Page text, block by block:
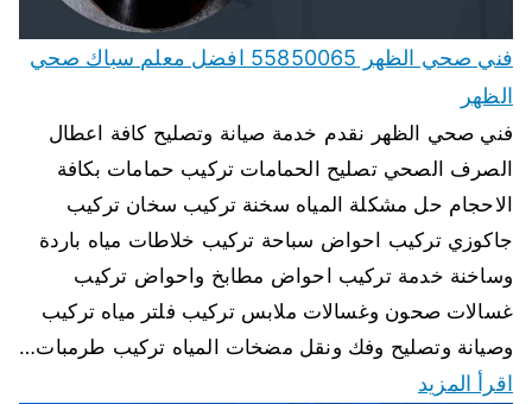
فني صحي الظهر 55850065 افضل معلم سباك صحي
الظهر
فني صحي الظهر نقدم خدمة صيانة وتصليح كافة اعطال
الصرف الصحي تصليح الحمامات تركيب حمامات بكافة
الاحجام حل مشكلة المياه سخنة تركيب سخان تركيب
جاكوزي تركيب احواض سباحة تركيب خلاطات مياه باردة
وساخنة خدمة تركيب احواض مطابخ واحواض تركيب
غسالات صحون وغسالات ملابس تركيب فلتر مياه تركيب
وصيانة وتصليح وفك ونقل مضخات المياه تركيب طرمبات…
اقرأ المزيد